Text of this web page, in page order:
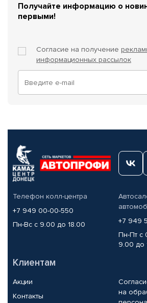
Получайте информацию о
первыми!
Согласие на получение
информационных рассылок
Телефон колл-центра
+7 949 00-00-550
Пн-Вс с 9.00 до 18.00
+7 949
Пн-Пт с
9.00 до
Клиентам
Акции
Контакты
на